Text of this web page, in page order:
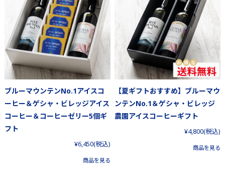
ブルーマウンテンNo.1アイスコ
ーヒー＆ゲシャ・ビレッジアイス
コーヒー＆コーヒーゼリー5個ギ
フト
¥6,450(税込)
商品を見る
【夏ギフトおすすめ】ブルーマウ
ンテンNo.1＆ゲシャ・ビレッジ
農園アイスコーヒーギフト
¥4,800(税込)
商品を見る